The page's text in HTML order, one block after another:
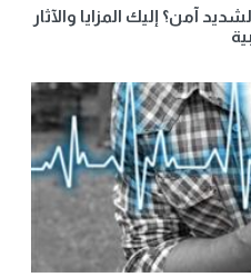
آمن؟ إليك المزايا والآثار